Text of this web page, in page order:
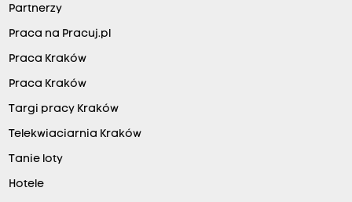
Partnerzy
Praca na Pracuj.pl
Praca Kraków
Praca Kraków
Targi pracy Kraków
Telekwiaciarnia Kraków
Tanie loty
Hotele